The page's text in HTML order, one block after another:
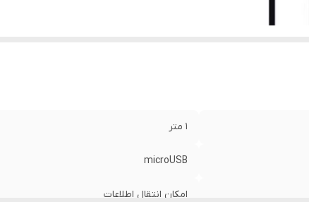
1 متر
microUSB
امکان انتقال اطلاعات